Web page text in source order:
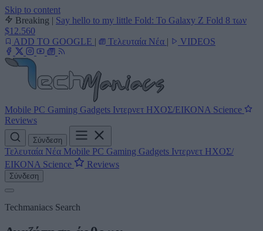
Skip to content
Breaking | Say hello to my little Fold: Το Galaxy Z Fold 8 των
$12.560
ADD TO GOOGLE | Τελευταία Νέα | VIDEOS
Mobile PC Gaming Gadgets Ιντερνετ ΗΧΟΣ/ΕΙΚΟΝΑ Science
Reviews
Σύνδεση
Τελευταία Νέα Mobile PC Gaming Gadgets Ιντερνετ ΗΧΟΣ/
ΕΙΚΟΝΑ Science Reviews
Σύνδεση
Techmaniacs Search